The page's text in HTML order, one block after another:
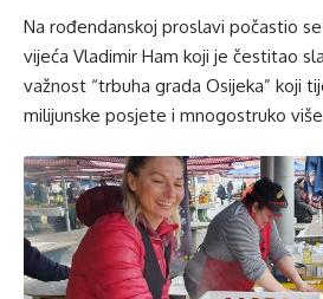
Na rođendanskoj proslavi počastio
vijeća Vladimir Ham koji je čestitao
važnost “trbuha grada Osijeka” koji
milijunske posjete i mnogostruko